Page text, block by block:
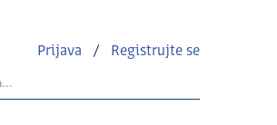
Prijava / Registrujte se